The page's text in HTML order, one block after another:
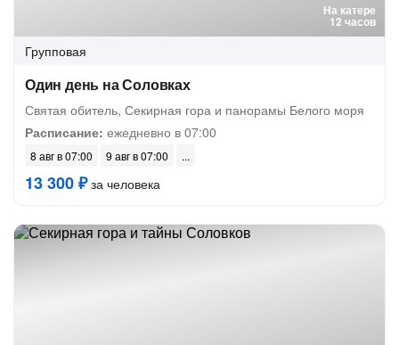
На катере
12 часов
Групповая
Один день на Соловках
Святая обитель, Секирная гора и панорамы Белого моря
Расписание: ежедневно в 07:00
8 авг в 07:00 9 авг в 07:00
13 300 ₽за человека